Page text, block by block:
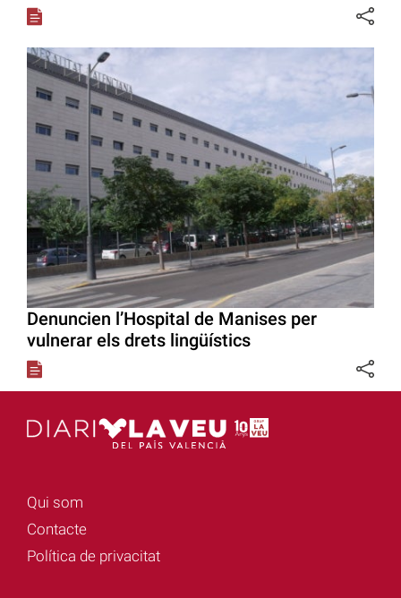
Denuncien l’Hospital de Manises per
vulnerar els drets lingüístics
Qui som
Contacte
Política de privacitat